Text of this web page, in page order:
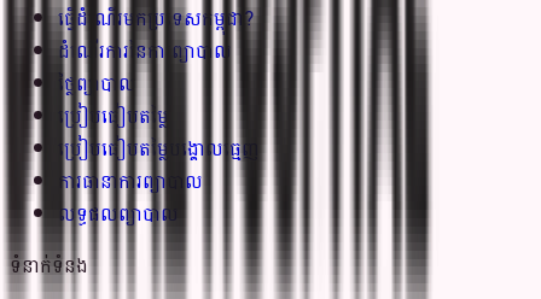
ធ្វើដំណើរមកប្រទេសកម្ពុជា?
ដំណើរការនៃការព្យាបាល
ថ្លៃព្យាបាល
ប្រៀបធៀបតម្លៃ
ប្រៀបធៀបតម្លៃបង្គោលធ្មេញ
ការធានាការព្យាបាល
លទ្ធផលព្យាបាល
ទំនាក់ទំនង